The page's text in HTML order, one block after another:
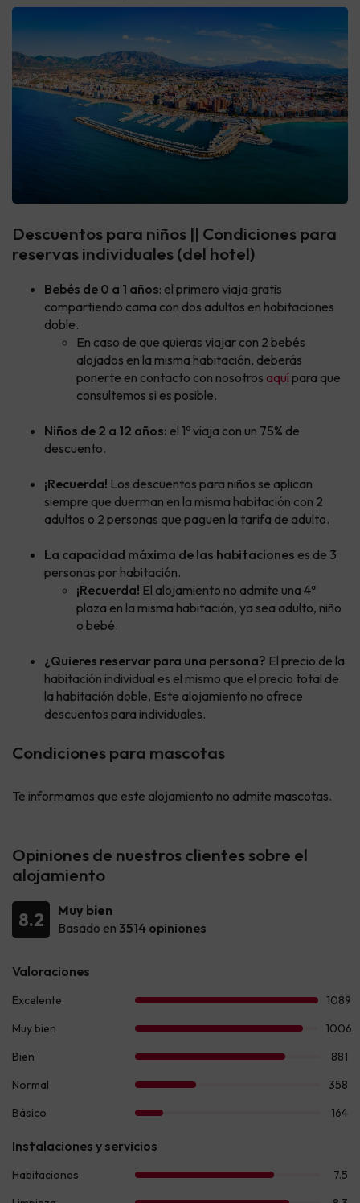
Descuentos para niños || Condiciones para
reservas individuales (del hotel)
Bebés de 0 a 1 años: el primero viaja gratis
compartiendo cama con dos adultos en habitaciones
doble.
En caso de que quieras viajar con 2 bebés
alojados en la misma habitación, deberás
ponerte en contacto con nosotros aquípara que
consultemos si es posible.
Niños de 2 a 12 años: el 1º viaja con un 75% de
descuento.
¡Recuerda! Los descuentos para niños se aplican
siempre que duerman en la misma habitación con 2
adultos o 2 personas que paguen la tarifa de adulto.
La capacidad máxima de las habitaciones es de 3
personas por habitación.
¡Recuerda! El alojamiento no admite una 4ª
plaza en la misma habitación, ya sea adulto, niño
o bebé.
¿Quieres reservar para una persona? El precio de la
habitación individual es el mismo que el precio total de
la habitación doble. Este alojamiento no ofrece
descuentos para individuales.
Condiciones para mascotas
Te informamos que este alojamiento no admite mascotas.
Opiniones de nuestros clientes sobre el
alojamiento
8.2
Muy bien
Basado en 3514 opiniones